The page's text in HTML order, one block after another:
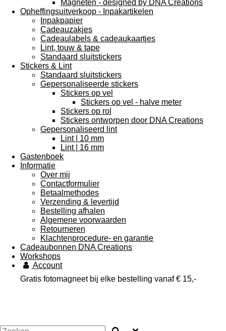
Magneten - designed by DNA Creations
Opheffingsuitverkoop - Inpakartikelen
Inpakpapier
Cadeauzakjes
Cadeaulabels & cadeaukaartjes
Lint, touw & tape
Standaard sluitstickers
Stickers & Lint
Standaard sluitstickers
Gepersonaliseerde stickers
Stickers op vel
Stickers op vel - halve meter
Stickers op rol
Stickers ontworpen door DNA Creations
Gepersonaliseerd lint
Lint | 10 mm
Lint | 16 mm
Gastenboek
Informatie
Over mij
Contactformulier
Betaalmethodes
Verzending & levertijd
Bestelling afhalen
Algemene voorwaarden
Retourneren
Klachtenprocedure- en garantie
Cadeaubonnen DNA Creations
Workshops
Account
Gratis fotomagneet bij elke bestelling vanaf € 15,-